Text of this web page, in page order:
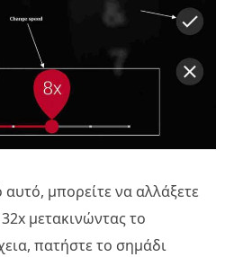
μπορείτε να αλλάξετε
μετακινώντας το
πατήστε το σημάδι